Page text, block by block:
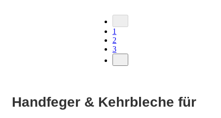
1
2
3
Handfeger & Kehrbleche für